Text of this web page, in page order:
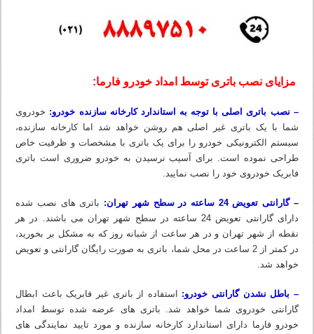
مزایای نصب باتری توسط امداد خودرو فارما:
– نصب باتری اصلی با توجه به استاندارد کارخانه سازنده خودرو: خودروی
شما با یک باتری غیر اصلی هم روشن خواهد شد اما کارخانه سازنده،
سیستم الکترونیکی خودرو را برای یک باتری با مشخصات و ظرفیت خاص
طراحی نموده است. برای آسیب نرسیدن به خودرو ضروری است باتری
فابریک خودروی خود را نصب نمایید.
– گارانتی تعویض 24 ساعته در سطح شهر تهران:
باتری های نصب شده
دارای گارانتی تعویض 24 ساعته در سطح شهر تهران می باشند. در هر
نقطه از شهر تهران و در هر ساعت از شبانه روز که به مشکل بر بخورید،
در کمتر از 2 ساعت در محل شما، باتری به صورت رایگان گارانتی و تعویض
خواهد شد.
– باطل نشدن گارانتی خودرو: استفاده از باتری غیر فابریک باعث ابطال
گارانتی خودروی شما خواهد شد. باتری های عرضه شده توسط امداد
خودرو فارما دارای استاندارد کارخانه سازنده و مورد تایید نمایندگی های